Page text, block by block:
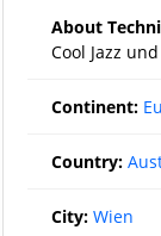
About
Cool Jazz
Continent:
Country:
City: Wien